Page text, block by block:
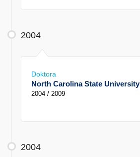
2004
Doktora
North Carolina State University
2004 / 2009
2004